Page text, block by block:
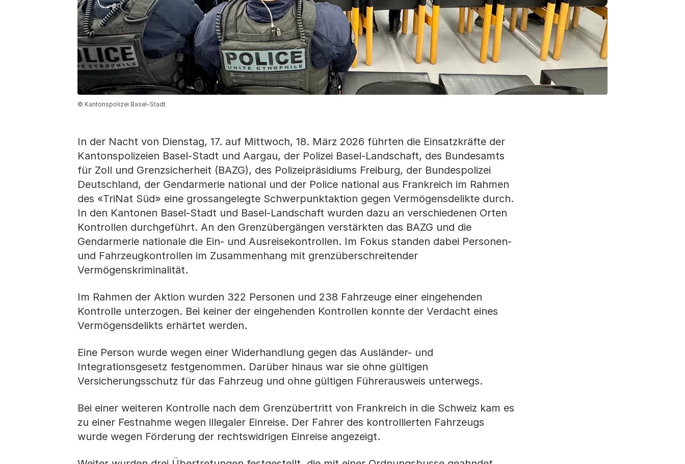
© Kantonspolizei Basel-Stadt
In der Nacht von Dienstag, 17. auf Mittwoch, 18. März 2026 führten die Einsatzkräfte der
Kantonspolizeien Basel-Stadt und Aargau, der Polizei Basel-Landschaft, des Bundesamts
für Zoll und Grenzsicherheit (BAZG), des Polizeipräsidiums Freiburg, der Bundespolizei
Deutschland, der Gendarmerie national und der Police national aus Frankreich im Rahmen
des «TriNat Süd» eine grossangelegte Schwerpunktaktion gegen Vermögensdelikte durch.
In den Kantonen Basel-Stadt und Basel-Landschaft wurden dazu an verschiedenen Orten
Kontrollen durchgeführt. An den Grenzübergängen verstärkten das BAZG und die
Gendarmerie nationale die Ein- und Ausreisekontrollen. Im Fokus standen dabei Personen-
und Fahrzeugkontrollen im Zusammenhang mit grenzüberschreitender
Vermögenskriminalität.
Im Rahmen der Aktion wurden 322 Personen und 238 Fahrzeuge einer eingehenden
Kontrolle unterzogen. Bei keiner der eingehenden Kontrollen konnte der Verdacht eines
Vermögensdelikts erhärtet werden.
Eine Person wurde wegen einer Widerhandlung gegen das Ausländer- und
Integrationsgesetz festgenommen. Darüber hinaus war sie ohne gültigen
Versicherungsschutz für das Fahrzeug und ohne gültigen Führerausweis unterwegs.
Bei einer weiteren Kontrolle nach dem Grenzübertritt von Frankreich in die Schweiz kam es
zu einer Festnahme wegen illegaler Einreise. Der Fahrer des kontrollierten Fahrzeugs
wurde wegen Förderung der rechtswidrigen Einreise angezeigt.